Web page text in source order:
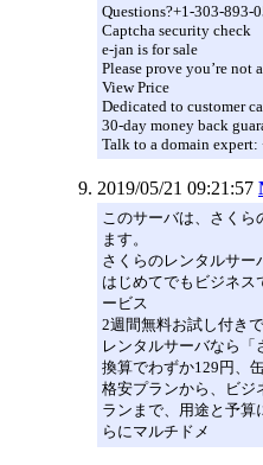
Questions?+1-303-893-
Captcha security check
e-jan is for sale
Please prove you’re not
View Price
Dedicated to customer
30-day money back
Talk to a domain expert:
2019/05/21 09:21:57
このサーバは、さく
ます。
さくらのレンタルサー
はじめてでもビジネス
ービス
2週間無料お試し付き
レンタルサーバなら
換算でわずか129円、
格安プランから、ビジ
ランまで、用途と予算
らにマルチドメ